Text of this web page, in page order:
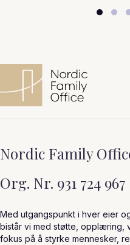
Nordic Family
Org. Nr. 931 724 967
Med utgangspunkt i hver eier
bistår vi med støtte, opplæring,
fokus på å styrke mennesker,